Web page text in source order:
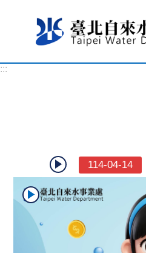
:::
114-03-21
115-06-29
114-04-14